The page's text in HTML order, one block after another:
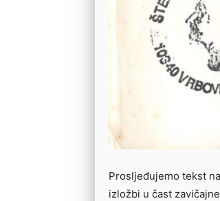
Prosljeđujemo tekst
izložbi u čast